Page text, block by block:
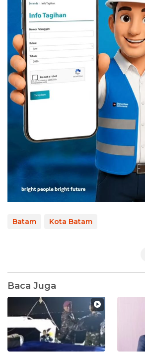
Batam Kota Batam
Baca Juga